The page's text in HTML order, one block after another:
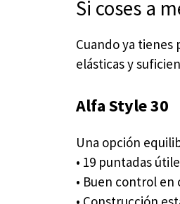
Si coses a
Cuando ya
elásticas y
Alfa Style 30
Una opción
• 19 puntadas
• Buen control en